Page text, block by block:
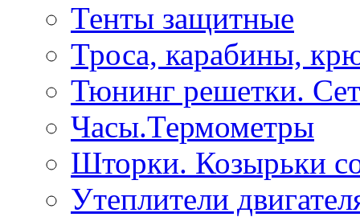
Тенты защитные
Троса, карабины,
Тюнинг решетки.
Часы.Термометры
Шторки. Козырьки
Утеплители